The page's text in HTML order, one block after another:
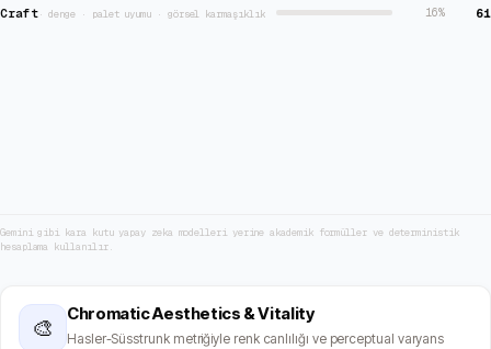
Craft·denge · palet uyumu · görsel karmaşıklık 16% 61
Gemini gibi kara kutu yapay zeka modelleri yerine akademik formüller ve deterministik
hesaplama kullanılır.
🎨
Chromatic Aesthetics & Vitality
Hasler-Süsstrunk metriğiyle renk canlılığı ve perceptual varyans